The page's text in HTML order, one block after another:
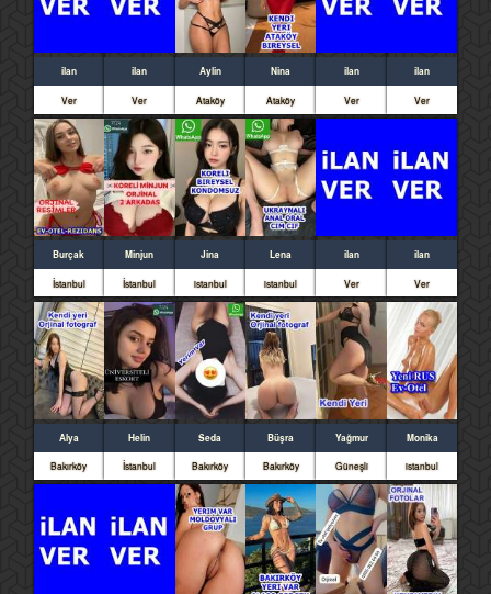
ilan
Ver
ilan
Ver
Aylin
Ataköy
Nina
Ataköy
ilan
Ver
ilan
Ver
Burçak
İstanbul
Minjun
İstanbul
Jina
istanbul
Lena
istanbul
ilan
Ver
ilan
Ver
Alya
Bakırköy
Helin
İstanbul
Seda
Bakırköy
Büşra
Bakırköy
Yağmur
Güneşli
Monika
istanbul